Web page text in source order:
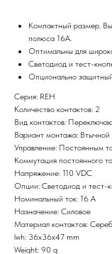
Компактный размер.
полюса 16А.
Оптимальны для
Светодиод и тест-
Опционально
Серия: REH
Количество контактов: 2
Вид контактов:
Вариант монтажа: Втычной
Управление: Постоянным
Коммутация постоянного
Напряжение: 110 VDC
Опции: Светодиод и тест-
Номинальный ток: 16 А
Назначение: Силовое
Материал контактов:
lwh: 36x36x47 mm
Weight: 90 g